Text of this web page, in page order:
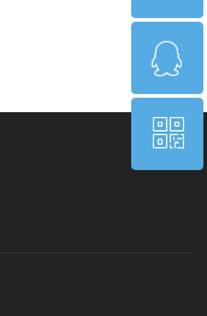
17268550255
ꁗ
QQ客服
ꀥ